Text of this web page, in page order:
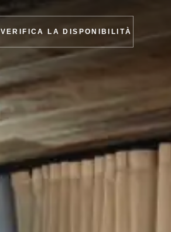
VERIFICA LA DISPONIBILITÀ